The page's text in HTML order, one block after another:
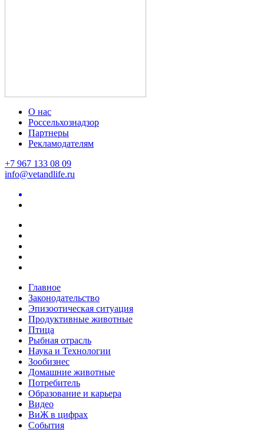
О нас
Россельхознадзор
Партнеры
Рекламодателям
+7 967 133 08 09
info@vetandlife.ru
Главное
Законодательство
Эпизоотическая ситуация
Продуктивные животные
Птица
Рыбная отрасль
Наука и Технологии
Зообизнес
Домашние животные
Потребитель
Образование и карьера
Видео
ВиЖ в цифрах
События